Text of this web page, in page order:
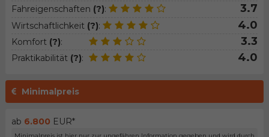
Fahreigenschaften (?): 3.7
Wirtschaftlichkeit (?): 4.0
Komfort (?): 3.3
Praktikabilität (?): 4.0
Minimalpreis
ab 6.800 EUR*